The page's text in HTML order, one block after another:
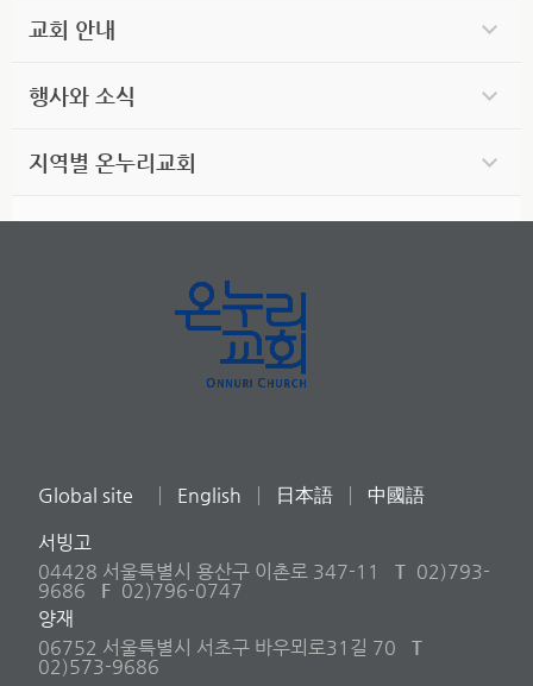
교회 안내
행사와 소식
지역별 온누리교회
Global site English 日本語 中國語
서빙고
04428 서울특별시 용산구 이촌로 347-11
T 02)793-
9686
F 02)796-0747
양재
06752 서울특별시 서초구 바우뫼로31길 70
T
02)573-9686